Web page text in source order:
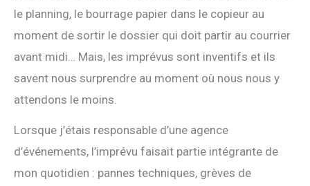
le planning, le bourrage papier dans le copieur au
moment de sortir le dossier qui doit partir au courrier
avant midi… Mais, les imprévus sont inventifs et ils
savent nous surprendre au moment où nous nous y
attendons le moins.
Lorsque j’étais responsable d’une agence
d’événements, l’imprévu faisait partie intégrante de
mon quotidien : pannes techniques, grèves de